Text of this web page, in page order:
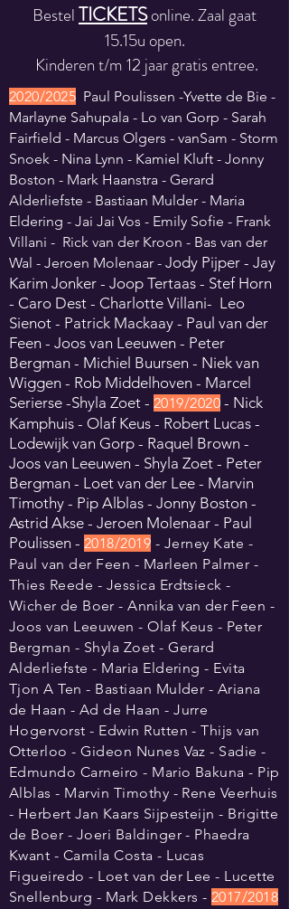
BestelTICKETSonline. Zaal gaat
15.15u open.
Kinderen t/m 12 jaar gratis entree.
2020/2025 Paul Poulissen -Yvette de Bie -
Marlayne Sahupala - Lo van Gorp - Sarah
Fairfield - Marcus Olgers - vanSam - Storm
Snoek - Nina Lynn - Kamiel Kluft - Jonny
Boston - Mark Haanstra - Gerard
Alderliefste - Bastiaan Mulder - Maria
Eldering - Jai Jai Vos - Emily Sofie - Frank
Villani - Rick van der Kroon - Bas van der
Wal - Jeroen Molenaar - Jody Pijper - Jay
Karim Jonker - Joop Tertaas - Stef Horn
- Caro Dest - Charlotte Villani- Leo
Sienot - Patrick Mackaay - Paul van der
Feen - Joos van Leeuwen - Peter
Bergman - Michiel Buursen - Niek van
Wiggen - Rob Middelhoven - Marcel
Serierse -Shyla Zoet - 2019/2020 - Nick
Kamphuis - Olaf Keus - Robert Lucas -
Lodewijk van Gorp - Raquel Brown -
Joos van Leeuwen - Shyla Zoet - Peter
Bergman - Loet van der Lee - Marvin
Timothy - Pip Alblas - Jonny Boston -
Astrid Akse - Jeroen Molenaar - Paul
Poulissen - 2018/2019 - Jerney Kate -
Paul van der Feen - Marleen Palmer -
Thies Reede - Jessica Erdtsieck -
Wicher de Boer - Annikavan der Feen -
Joos van Leeuwen - Olaf Keus - Peter
Bergman - Shyla Zoet - Gerard
Alderliefste - Maria Eldering - Evita
Tjon A Ten - Bastiaan Mulder - Ariana
de Haan - Ad de Haan - Jurre
Hogervorst - Edwin Rutten - Thijs van
Otterloo - Gideon Nunes Vaz - Sadie -
Edmundo Carneiro - Mario Bakuna - Pip
Alblas - Marvin Timothy - Rene Veerhuis
- Herbert Jan Kaars Sijpesteijn - Brigitte
de Boer - Joeri Baldinger - Phaedra
Kwant - Camila Costa - Lucas
Figueiredo - Loet van der Lee - Lucette
Snellenburg - Mark Dekkers - 2017/2018